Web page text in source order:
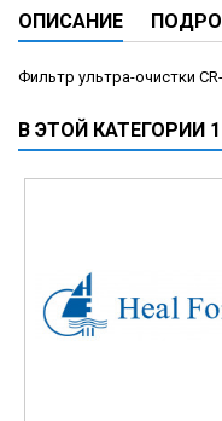
ОПИСАНИЕ
Фильтр ультра-очистки
В ЭТОЙ КАТЕГОРИИ